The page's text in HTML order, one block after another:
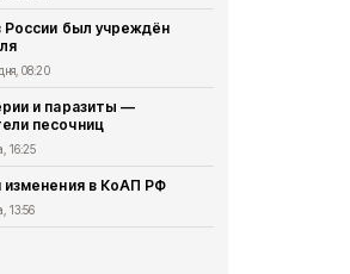
России был учреждён
08:20
и паразиты —
песочниц
16:25
изменения в КоАП РФ
13:56